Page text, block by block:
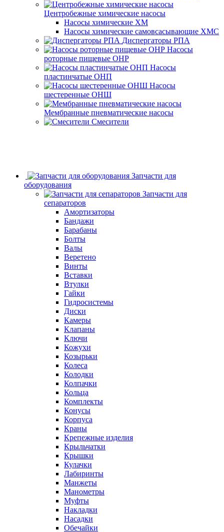
Центробежные химические насосы
Насосы химические ХМ
Насосы химические самовсасывающие ХМС
Диспергаторы РПА
Насосы
роторные пищевые ОНР
Насосы
пластинчатые ОНП
Насосы
шестеренные ОНШ
Мембранные пневматические насосы
Смесители
Запчасти для
оборудования
Запчасти для
сепараторов
Амортизаторы
Бандажи
Барабаны
Болты
Валы
Веретено
Винты
Вставки
Втулки
Гайки
Гидросистемы
Диски
Камеры
Клапаны
Ключи
Кожухи
Козырьки
Колеса
Колодки
Колпачки
Кольца
Комплекты
Конусы
Корпуса
Краны
Крепежные изделия
Крыльчатки
Крышки
Кулачки
Лабиринты
Манжеты
Манометры
Муфты
Накладки
Насадки
Обечайки